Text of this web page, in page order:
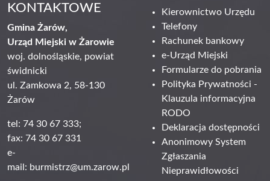
KONTAKTOWE
Gmina Żarów,
Urząd Miejski w Żarowie
woj. dolnośląskie, powiat
świdnicki
ul. Zamkowa 2, 58-130
Żarów
tel: 74 30 67 333;
fax: 74 30 67 331
e-
mail: burmistrz@um.zarow.pl
Kierownictwo Urzędu
Telefony
Rachunek bankowy
e-Urząd Miejski
Formularze do pobrania
Polityka Prywatności -
Klauzula informacyjna
RODO
Deklaracja dostępności
Anonimowy System
Zgłaszania
Nieprawidłowości